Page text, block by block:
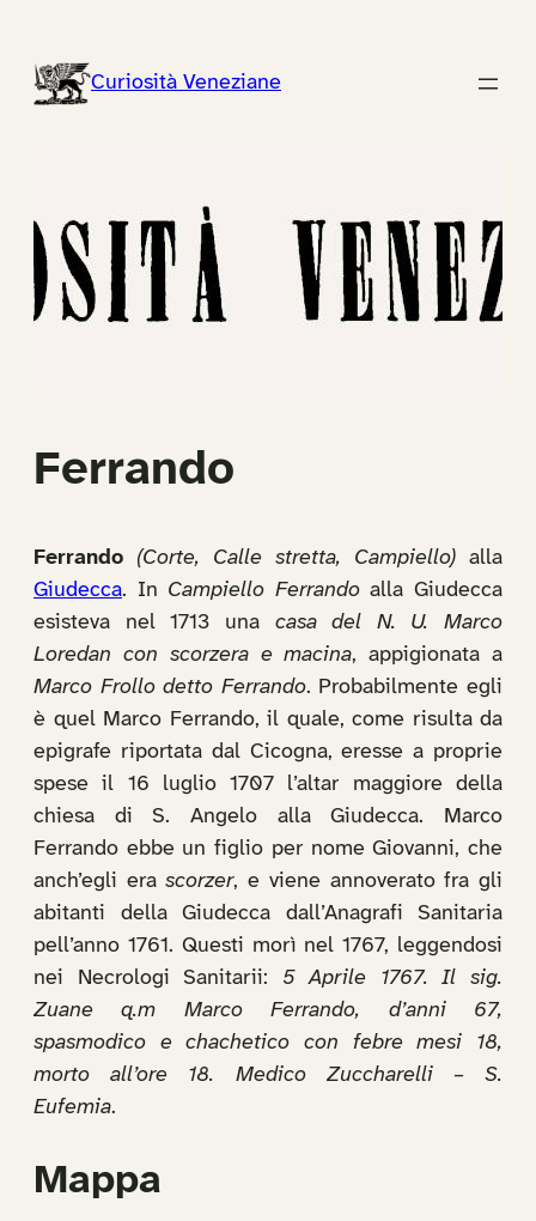
contenutoCuriosità Veneziane
Ferrando
Ferrando (Corte, Calle stretta, Campiello) alla
Giudecca. In Campiello Ferrandoalla Giudecca
esisteva nel 1713 una casa del N. U. Marco
Loredan con scorzera e macina, appigionata a
Marco Frollo detto Ferrando. Probabilmente egli
è quel Marco Ferrando, il quale, come risulta da
epigrafe riportata dal Cicogna, eresse a proprie
spese il 16 luglio 1707 l’altar maggiore della
chiesa di S. Angelo alla Giudecca. Marco
Ferrando ebbe un figlio per nome Giovanni, che
anch’egli erascorzer, e viene annoverato fra gli
abitanti della Giudecca dall’Anagrafi Sanitaria
pell’anno 1761. Questi morì nel 1767, leggendosi
nei Necrologi Sanitarii: 5 Aprile 1767. Il sig.
Zuane q.m Marco Ferrando, d’anni 67,
spasmodico e chachetico con febre mesi 18,
morto all’ore 18. Medico Zuccharelli – S.
Eufemia.
Mappa